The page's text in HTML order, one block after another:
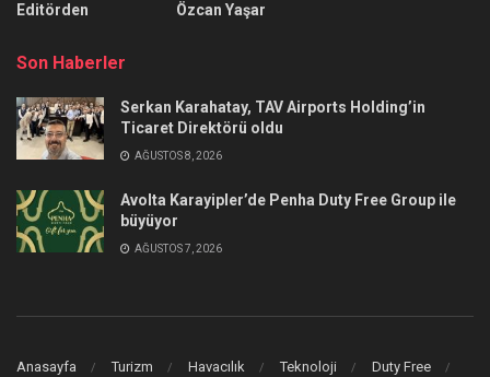
Editörden
Özcan Yaşar
Son Haberler
Serkan Karahatay, TAV Airports Holding’in
Ticaret Direktörü oldu
AĞUSTOS 8, 2026
Avolta Karayipler’de Penha Duty Free Group ile
büyüyor
AĞUSTOS 7, 2026
Anasayfa Turizm Havacılık Teknoloji Duty Free